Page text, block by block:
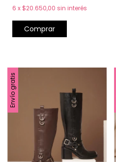
6 x $20.650,00 sin interés
Comprar
Envío gratis